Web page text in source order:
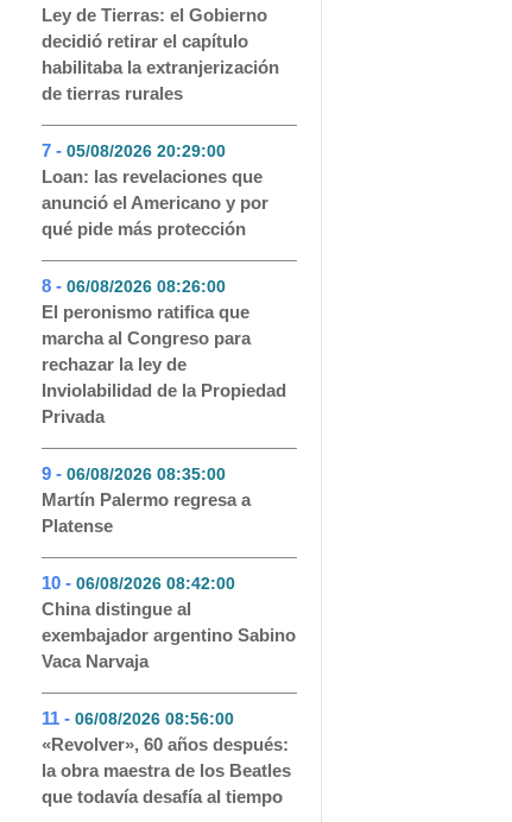
Ley de Tierras: el Gobierno
decidió retirar el capítulo
habilitaba la extranjerización
de tierras rurales
7 - 05/08/2026 20:29:00- 45
Loan: las revelaciones que
anunció el Americano y por
qué pide más protección
8 - 06/08/2026 08:26:00- 45
El peronismo ratifica que
marcha al Congreso para
rechazar la ley de
Inviolabilidad de la Propiedad
Privada
9 - 06/08/2026 08:35:00- 36
Martín Palermo regresa a
Platense
10 - 06/08/2026 08:42:00- 35
China distingue al
exembajador argentino Sabino
Vaca Narvaja
11 - 06/08/2026 08:56:00- 32
«Revolver», 60 años después:
la obra maestra de los Beatles
que todavía desafía al tiempo